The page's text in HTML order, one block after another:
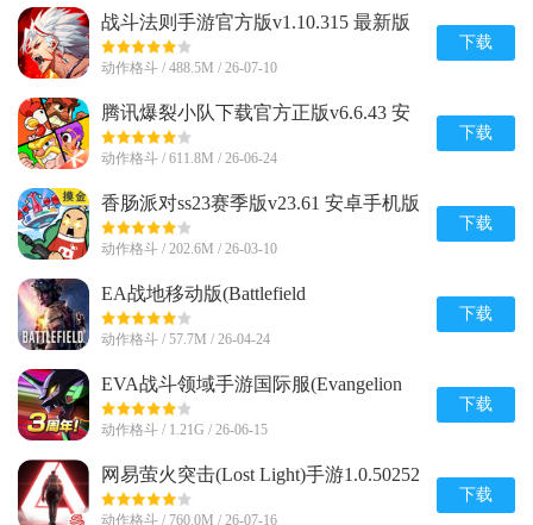
战斗法则手游官方版v1.10.315 最新版
动作格斗 / 488.5M / 26-07-10
下载
腾讯爆裂小队下载官方正版v6.6.43 安
卓最新版
动作格斗 / 611.8M / 26-06-24
下载
香肠派对ss23赛季版v23.61 安卓手机版
动作格斗 / 202.6M / 26-03-10
下载
EA战地移动版(Battlefield
Mobile)v0.10.0 官方正版
动作格斗 / 57.7M / 26-04-24
下载
EVA战斗领域手游国际服(Evangelion
Battlefields)v1.1.38 完整最新版
动作格斗 / 1.21G / 26-06-15
下载
网易萤火突击(Lost Light)手游1.0.50252
官方安卓正版
动作格斗 / 760.0M / 26-07-16
下载